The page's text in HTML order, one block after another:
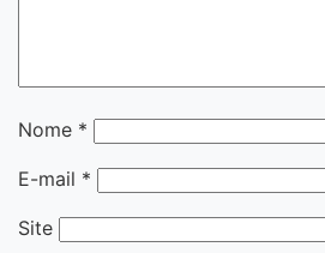
Nome *
E-mail *
Site